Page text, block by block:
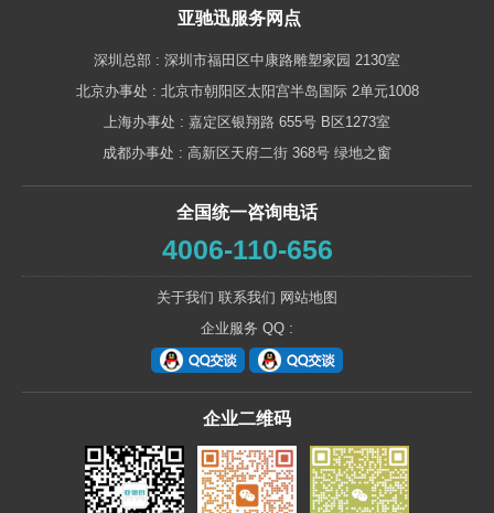
亚驰迅服务网点
深圳总部 : 深圳市福田区中康路雕塑家园 2130室
北京办事处 : 北京市朝阳区太阳宫半岛国际 2单元1008
上海办事处 : 嘉定区银翔路 655号 B区1273室
成都办事处 : 高新区天府二街 368号 绿地之窗
全国统一咨询电话
4006-110-656
关于我们 联系我们 网站地图
企业服务 QQ :
企业二维码